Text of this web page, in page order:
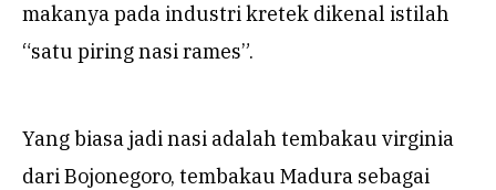
makanya pada industri kretek dikenal istilah
“satu piring nasi rames”.
Yang biasa jadi nasi adalah tembakau virginia
dari Bojonegoro, tembakau Madura sebagai